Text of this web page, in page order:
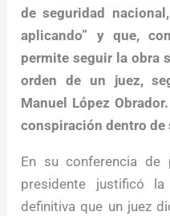
de seguridad
aplicando” y que,
permite seguir la obra
orden de un juez,
Manuel López
conspiración dentro de
En su conferencia de
presidente justificó
definitiva que un juez